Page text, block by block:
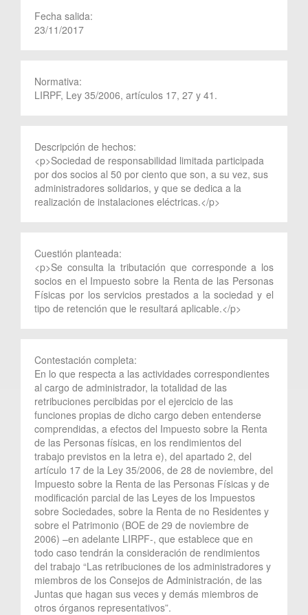
Fecha salida:
23/11/2017
Normativa:
LIRPF, Ley 35/2006, artículos 17, 27 y 41.
Descripción de hechos:
<p>Sociedad de responsabilidad limitada participada
por dos socios al 50 por ciento que son, a su vez, sus
administradores solidarios, y que se dedica a la
realización de instalaciones eléctricas.</p>
Cuestión planteada:
<p>Se consulta la tributación que corresponde a los
socios en el Impuesto sobre la Renta de las Personas
Físicas por los servicios prestados a la sociedad y el
tipo de retención que le resultará aplicable.</p>
Contestación completa:
En lo que respecta a las actividades correspondientes
al cargo de administrador, la totalidad de las
retribuciones percibidas por el ejercicio de las
funciones propias de dicho cargo deben entenderse
comprendidas, a efectos del Impuesto sobre la Renta
de las Personas físicas, en los rendimientos del
trabajo previstos en la letra e), del apartado 2, del
artículo 17 de la Ley 35/2006, de 28 de noviembre, del
Impuesto sobre la Renta de las Personas Físicas y de
modificación parcial de las Leyes de los Impuestos
sobre Sociedades, sobre la Renta de no Residentes y
sobre el Patrimonio (BOE de 29 de noviembre de
2006) –en adelante LIRPF-, que establece que en
todo caso tendrán la consideración de rendimientos
del trabajo “Las retribuciones de los administradores y
miembros de los Consejos de Administración, de las
Juntas que hagan sus veces y demás miembros de
otros órganos representativos”.